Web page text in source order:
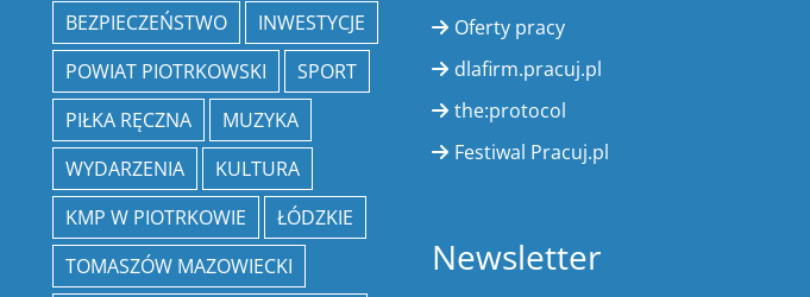
BEZPIECZEŃSTWO
INWESTYCJE
POWIAT PIOTRKOWSKI
SPORT
PIŁKA RĘCZNA
MUZYKA
WYDARZENIA
KULTURA
KMP W PIOTRKOWIE
ŁÓDZKIE
TOMASZÓW MAZOWIECKI
Oferty pracy
dlafirm.pracuj.pl
the:protocol
Festiwal Pracuj.pl
Newsletter